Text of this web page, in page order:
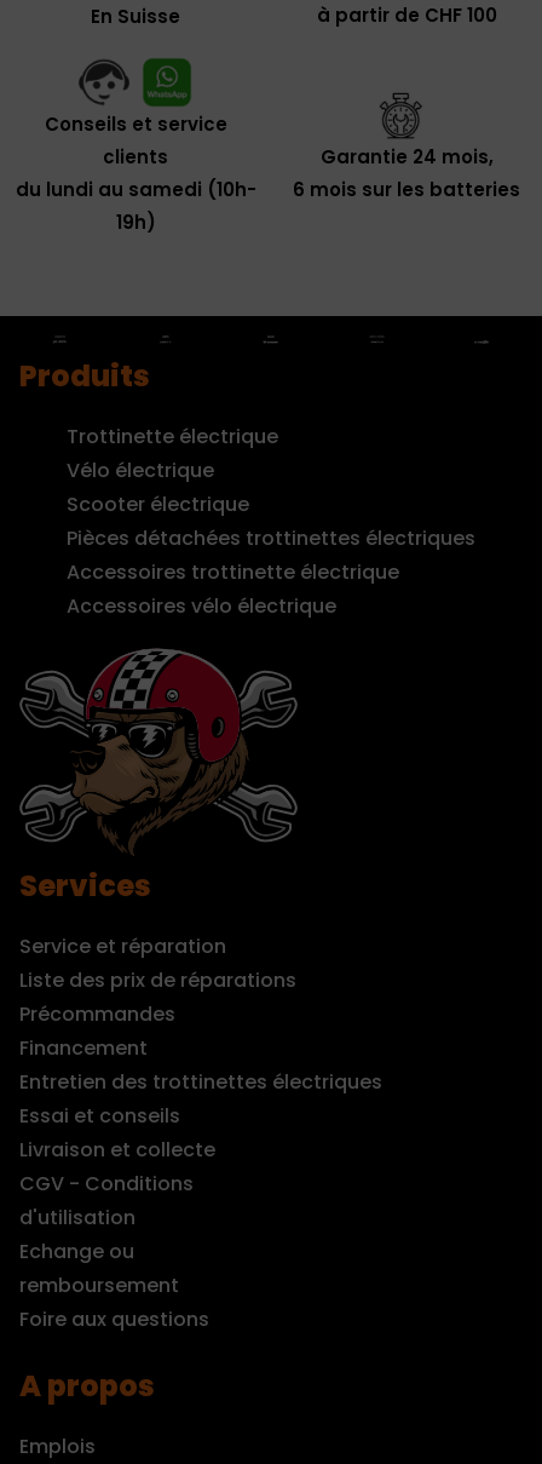
En Suisse
à partir de CHF 100
Conseils et service
clients
du lundi au samedi (10h-
19h)
Garantie 24 mois,
6 mois sur les batteries
Produits
Trottinette électrique
Vélo électrique
Scooter électrique
Pièces détachées trottinettes électriques
Accessoires trottinette électrique
Accessoires vélo électrique
Services
Service et réparation
Liste des prix de réparations
Précommandes
Financement
Entretien des trottinettes électriques
Essai et conseils
Livraison et collecte
CGV - Conditions
d'utilisation
Echange ou
remboursement
Foire aux questions
A propos
Emplois